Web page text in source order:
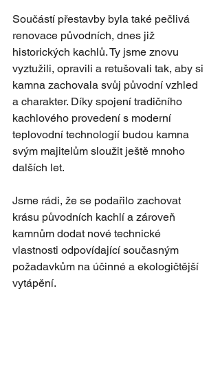
Součástí přestavby byla také pečlivá
renovace původních, dnes již
historických kachlů. Ty jsme znovu
vyztužili, opravili a retušovali tak, aby si
kamna zachovala svůj původní vzhled
a charakter. Díky spojení tradičního
kachlového provedení s moderní
teplovodní technologií budou kamna
svým majitelům sloužit ještě mnoho
dalších let.
Jsme rádi, že se podařilo zachovat
krásu původních kachlí a zároveň
kamnům dodat nové technické
vlastnosti odpovídající současným
požadavkům na účinné a ekologičtější
vytápění.